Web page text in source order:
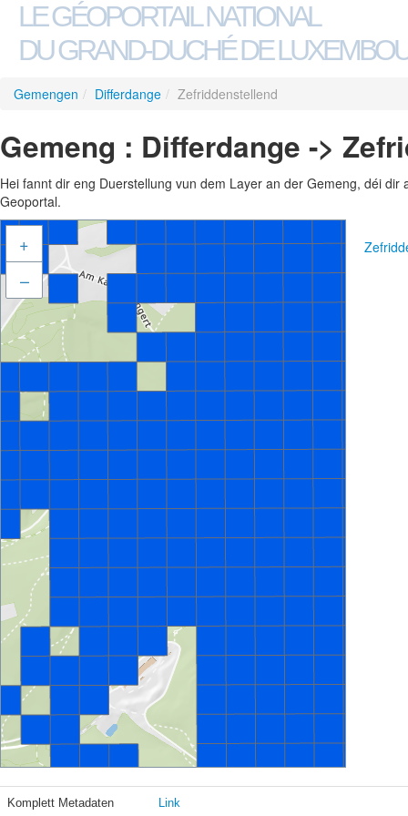
LE GÉOPORTAIL NATIONAL
DU GRAND-DUCHÉ DE
Gemengen / Differdange / Zefriddenstellend
Gemeng : Differdange ->
Hei fannt dir eng Duerstellung vun dem Layer an der Gemeng, déi
Geoportal.
+
–
Komplett Metadaten Link